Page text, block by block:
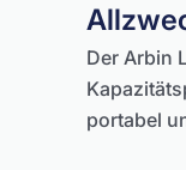
Der Arbin
portabel